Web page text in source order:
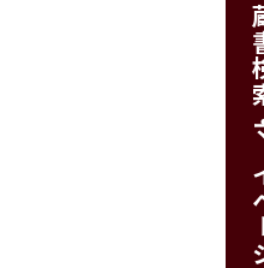
蔵書